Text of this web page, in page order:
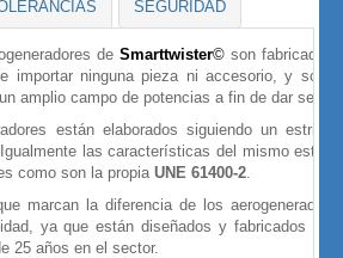
SEGURIDAD
deSmarttwister© son fabricados
importar ninguna pieza ni accesorio, y son
amplio campo de potencias a fin de dar
están elaborados siguiendo un
las características del mismo están
como son la propiaUNE 61400-2.
marcan la diferencia de los aerogenerador
ya que están diseñados y fabricados
25 años en el sector.